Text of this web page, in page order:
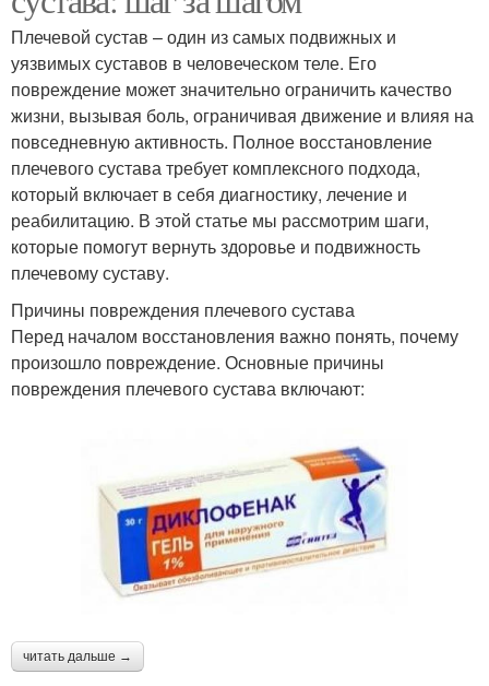
Плечевой сустав – один из самых подвижных и
уязвимых суставов в человеческом теле. Его
повреждение может значительно ограничить качество
жизни, вызывая боль, ограничивая движение и влияя на
повседневную активность. Полное восстановление
плечевого сустава требует комплексного подхода,
который включает в себя диагностику, лечение и
реабилитацию. В этой статье мы рассмотрим шаги,
которые помогут вернуть здоровье и подвижность
плечевому суставу.
Причины повреждения плечевого сустава
Перед началом восстановления важно понять, почему
произошло повреждение. Основные причины
повреждения плечевого сустава включают:
читать дальше →